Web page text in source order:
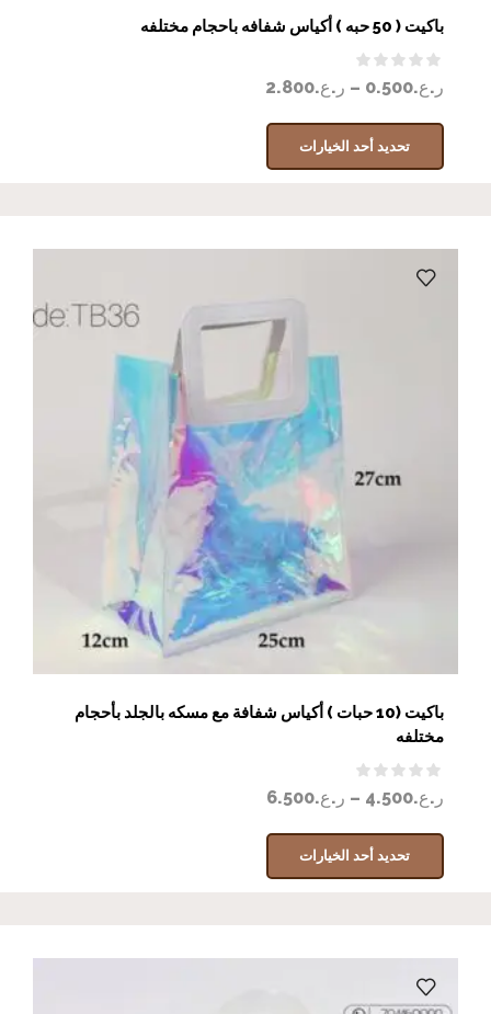
باكيت ( 50 حبه ) أكياس شفافه باحجام مختلفه
ر.ع.0.500
– ر.ع.2.800
تحديد أحد الخيارات
باكيت (10 حبات ) أكياس شفافة مع مسكه بالجلد بأحجام
مختلفه
ر.ع.4.500
– ر.ع.6.500
تحديد أحد الخيارات